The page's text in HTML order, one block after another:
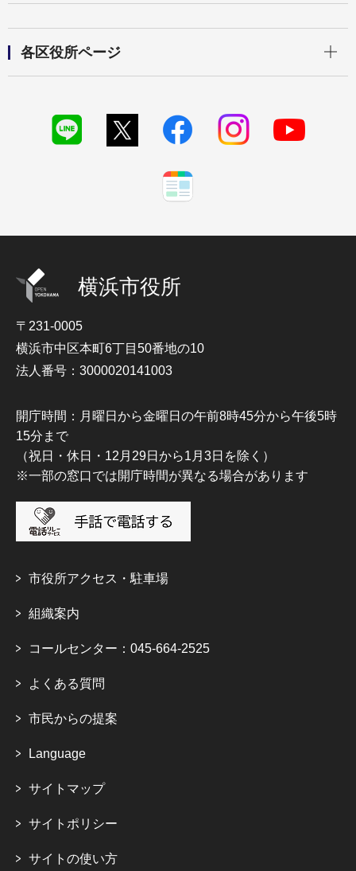
各区役所ページ
横浜市役所
〒231-0005
横浜市中区本町6丁目50番地の10
法人番号：3000020141003
開庁時間：月曜日から金曜日の午前8時45分から午後5時
15分まで
（祝日・休日・12月29日から1月3日を除く）
※一部の窓口では開庁時間が異なる場合があります
市役所アクセス・駐車場
組織案内
コールセンター：045-664-2525
よくある質問
市民からの提案
Language
サイトマップ
サイトポリシー
サイトの使い方